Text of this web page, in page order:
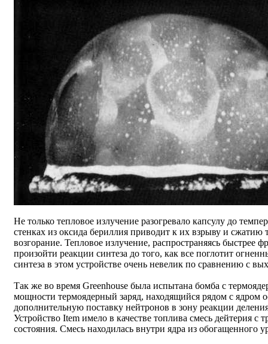
Не только тепловое излучение разогревало капсулу до
стенках из оксида бериллия приводит к их взрыву и сжатию
возгорание. Тепловое излучение, распространяясь быстрее
произойти реакции синтеза до того, как все поглотит
синтеза в этом устройстве очень невелик по сравнению с
Так же во время Greenhouse была испытана бомба с
мощности термоядерный заряд, находящийся рядом с ядром
дополнительную поставку нейтронов в зону реакции
Устройство Item имело в качестве топлива смесь дейтерия
состояния. Смесь находилась внутри ядра из обогащенного